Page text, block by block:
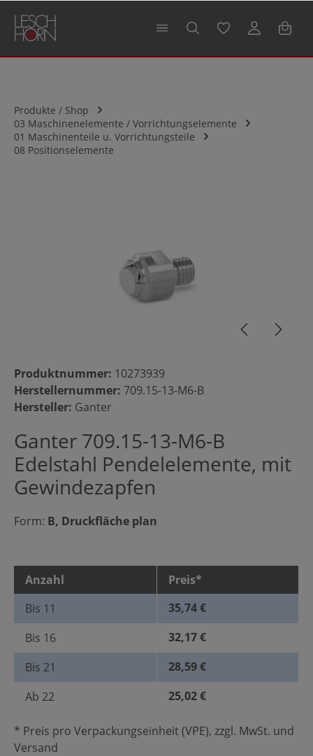
springen
Produkte / Shop
03 Maschinenelemente / Vorrichtungselemente
01 Maschinenteile u. Vorrichtungsteile
08 Positionselemente
Produktnummer: 10273939
Herstellernummer: 709.15-13-M6-B
Hersteller: Ganter
Ganter 709.15-13-M6-B
Edelstahl Pendelelemente, mit
Gewindezapfen
Form: B, Druckfläche plan
Anzahl
Preis*
Bis 11
35,74 €
Bis 16
32,17 €
Bis 21
28,59 €
Ab 22 25,02 €
* Preis pro Verpackungseinheit (VPE), zzgl. MwSt. und
Versand